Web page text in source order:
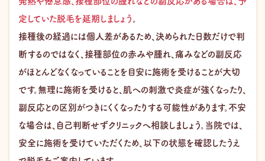
定していた脱毛を延期しましょう 。
接種後の経過には個人差があるため、決められた日数だけで判
断するのではなく、接種部位の赤みや腫れ、痛みなどの副反応
がほとんどなくなっていることを目安に施術を受けることが大切
です。無理に施術を受けると、肌への刺激で炎症が強くなったり、
副反応との区別がつきにくくなったりする可能性があります。不安
な場合は、自己判断せずクリニックへ相談しましょう。当院では、
安全に施術を受けていただくため、以下の状態を確認したうえ